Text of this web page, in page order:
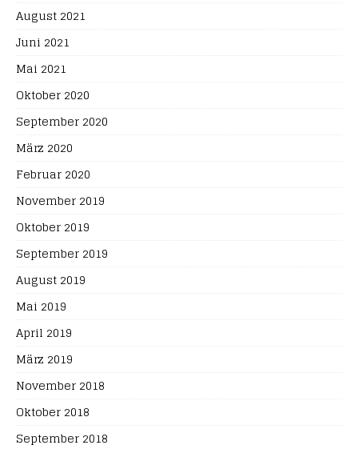
August 2021
Juni 2021
Mai 2021
Oktober 2020
September 2020
März 2020
Februar 2020
November 2019
Oktober 2019
September 2019
August 2019
Mai 2019
April 2019
März 2019
November 2018
Oktober 2018
September 2018